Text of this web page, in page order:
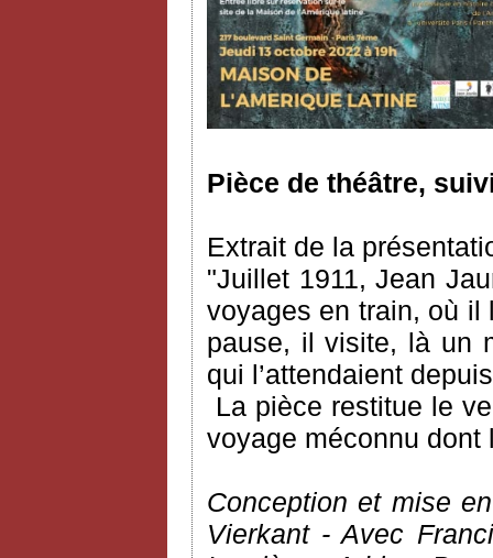
Pièce de théâtre,
Extrait de la
"Juillet 1911, Jean
voyages en train, où il
pause, il visite, là un
qui l’attendaient
La pièce restitue le
voyage méconnu dont
Conception et mise
Vierkant - Avec